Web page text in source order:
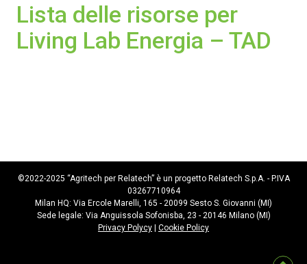
Lista delle risorse per
Living Lab Energia – TAD
©2022-2025 “Agritech per Relatech” è un progetto Relatech S.p.A. - P.IVA
03267710964
Milan HQ: Via Ercole Marelli, 165 - 20099 Sesto S. Giovanni (MI)
Sede legale: Via Anguissola Sofonisba, 23 - 20146 Milano (MI)
Privacy Polycy
Cookie Policy